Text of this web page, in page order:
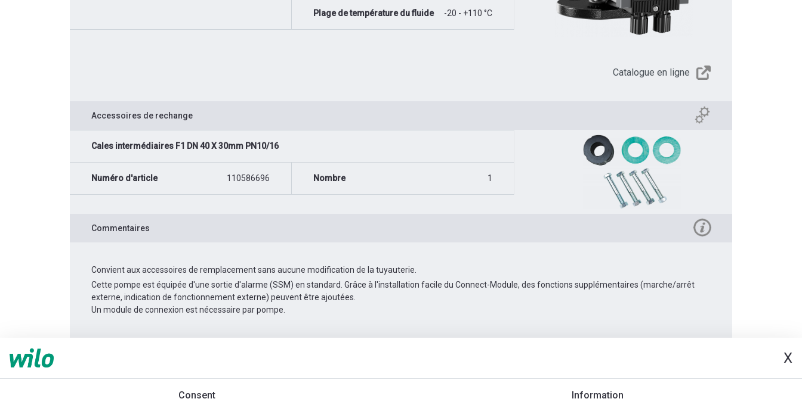
X
Consent Information
Plage de température du fluide -20 - +110 °C
Catalogue en ligne
Accessoires de rechange
Cales intermédiaires F1 DN 40 X 30mm PN10/16
Numéro d'article 110586696 Nombre 1
Commentaires
Convient aux accessoires de remplacement sans aucune modification de la tuyauterie.
Cette pompe est équipée d'une sortie d'alarme (SSM) en standard. Grâce à l'installation facile du Connect-Module, des fonctions supplémentaires (marche/arrêt
externe, indication de fonctionnement externe) peuvent être ajoutées.
Un module de connexion est nécessaire par pompe.